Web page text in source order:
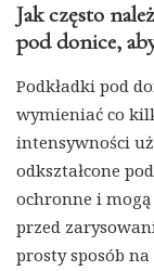
Jak często
pod donice,
Podkładki pod
wymieniać co
intensywności
odkształcone
ochronne i
przed
prosty sposób